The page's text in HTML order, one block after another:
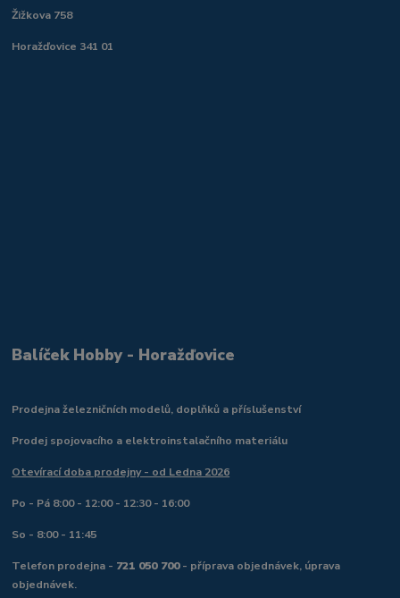
Žižkova 758
Horažďovice 341 01
Balíček Hobby - Horažďovice
Prodejna železničních modelů, doplňků a příslušenství
Prodej spojovacího a elektroinstalačního materiálu
Otevírací doba prodejny - od Ledna 2026
Po - Pá 8:00 - 12:00 - 12:30 - 16:00
So - 8:00 - 11:45
Telefon prodejna - 721 050 700- příprava objednávek, úprava
objednávek.